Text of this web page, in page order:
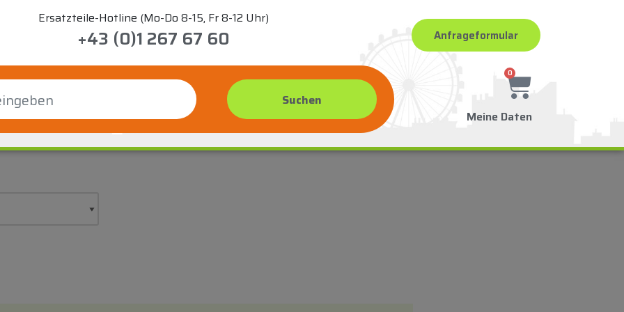
Ersatzteile-Hotline (Mo-Do 8-15, Fr 8-12 Uhr)
+43 (0)1 267 67 60 Anfrageformular
0
Meine Daten